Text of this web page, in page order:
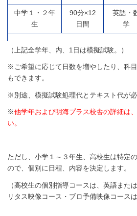
中学１・２年
生
90分×12
日間
英語・
学
（上記全学年、内、1日は模擬試験。）
※ご希望に応じて日数を増やしたり、科
もできます。
※別途、模擬試験処理代とテキスト代が必
※他学年および明海プラス校舎の詳細は
い。
ただし、小学１～３年生、高校生は特定
ので、個別に日程、内容を決定します。
（高校生の個別指導コースは、英語また
リタス映像コース・ブロ予備映像コース